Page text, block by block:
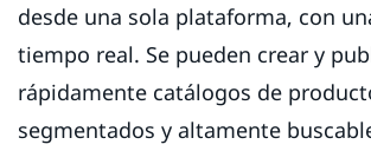
desde una sola plataforma, con
tiempo real. Se pueden crear y
rápidamente catálogos de
segmentados y altamente